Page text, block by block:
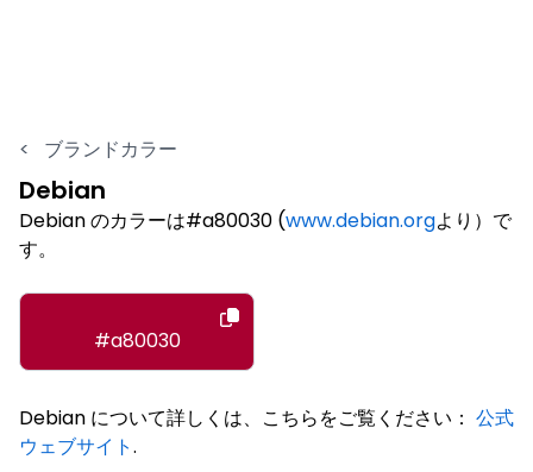
< ブランドカラー
Debian
Debian のカラーは#a80030 (www.debian.orgより）で
す。
#a80030
Debian について詳しくは、こちらをご覧ください： 公式
ウェブサイト.